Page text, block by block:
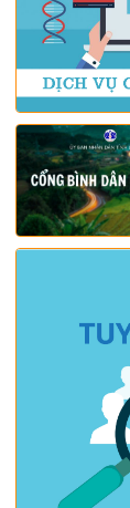
tỉnh thá)
Ngày ban
Số:Số: 1836/
Tên:(V/v
số 265/2026/
266/2026/
kiệm, chống
Ngày ban
lực: (04/08/
Số:Số: 1839/
Ngày ban
Số: 1721/
(KẾ
kết năm học
nhiệm vụ
Ngày ban
lực: (24/07/2026)